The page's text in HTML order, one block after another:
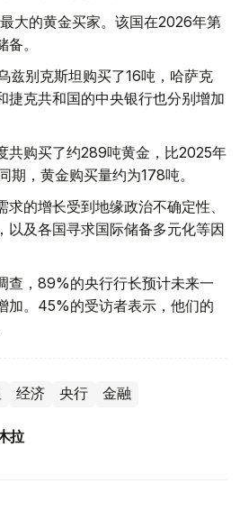
大的黄金买家。该国在2026年第
。
兹别克斯坦购买了16吨，哈萨克
捷克共和国的中央银行也分别增加
共购买了约289吨黄金，比2025年
期，黄金购买量约为178吨。
的增长受到地缘政治不确定性、
以及各国寻求国际储备多元化等因
查，89%的央行行长预计未来一
加。45%的受访者表示，他们的
经济 央行 金融
拉